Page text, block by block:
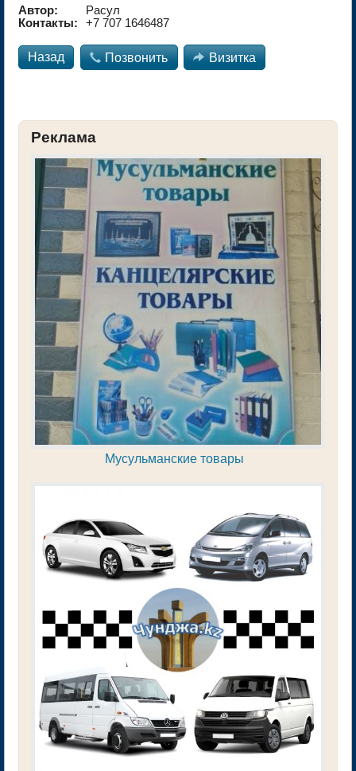
Автор:
Расул
Контакты:
+7 707 1646487
Назад  Позвонить  Визитка
Реклама
Мусульманские товары